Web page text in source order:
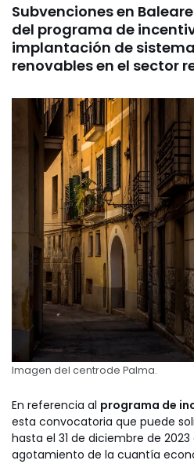
Subvenciones en
del programa de
implantación de
renovables en el sector
Imagen del centrode Palma.
En referencia al programa de
esta convocatoria que puede
hasta el 31 de diciembre de
agotamiento de la cuantía